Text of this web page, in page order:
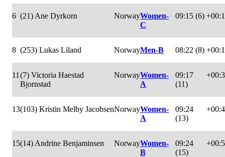
6 (21) Ane Dyrkorn NorwayWomen-
C
09:15 (6)
8 (253) Lukas Liland NorwayMen-B 08:22 (8)
11 (7) Victoria Haestad
Bjornstad
NorwayWomen-
A
09:17
(11)
13(103) Kristin Melby JacobsenNorwayWomen-
A
09:24
(13)
15(14) Andrine Benjaminsen NorwayWomen-
B
09:24
(15)